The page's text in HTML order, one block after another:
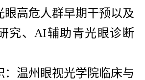
眼高危人群早期干预以及
究、 AI辅助青光眼诊断
温州眼视光学院临床与